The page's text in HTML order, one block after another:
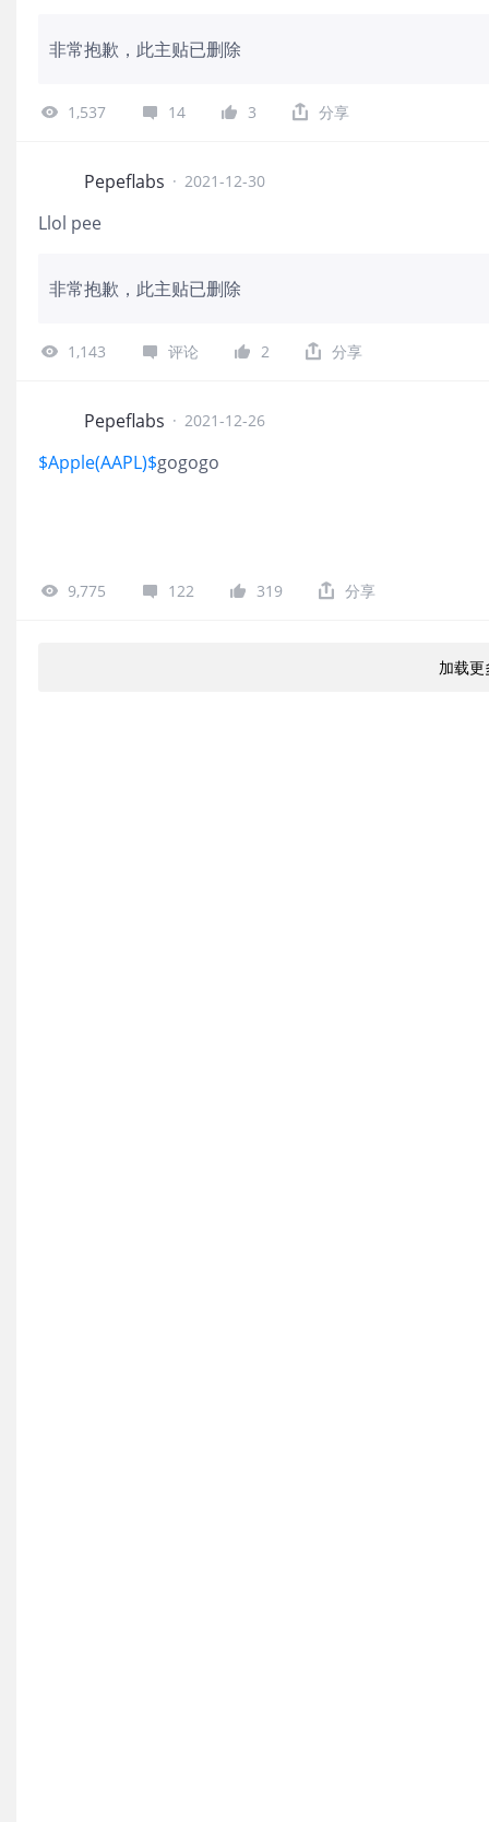
非常抱歉，此主贴已删除
1,537 14 3 分享
Pepeflabs · 2021-12-30
Llol pee
非常抱歉，此主贴已删除
1,143 评论 2 分享
Pepeflabs · 2021-12-26
$Apple(AAPL)$gogogo
9,775 122 319 分享
加载更